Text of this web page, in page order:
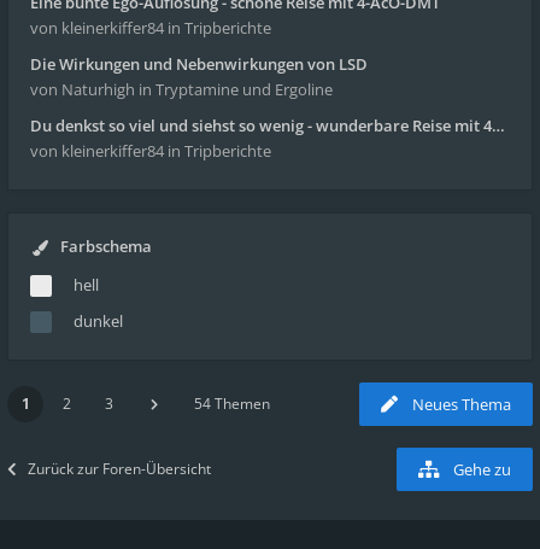
von kleinerkiffer84 in Tripberichte
Die Wirkungen und Nebenwirkungen von LSD
von Naturhigh in Tryptamine und Ergoline
Du denkst so viel und siehst so wenig - wunderbare Reise mit 4g Pilze
von kleinerkiffer84 in Tripberichte
Farbschema
hell
dunkel
Neues Thema
1 2 3 54 Themen
Zurück zur Foren-Übersicht Gehe zu